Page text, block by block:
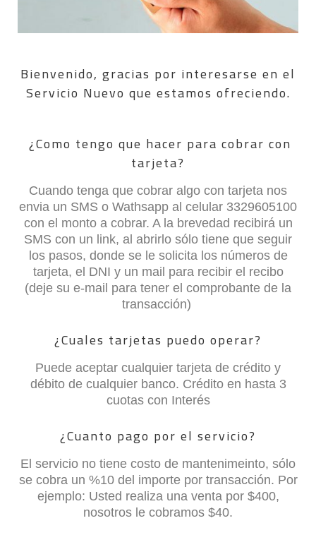
Bienvenido, gracias por interesarse en el
Servicio Nuevo que estamos ofreciendo.
¿Como tengo que hacer para cobrar con
tarjeta?
Cuando tenga que cobrar algo con tarjeta nos
envia un SMS o Wathsapp al celular 3329605100
con el monto a cobrar. A la brevedad recibirá un
SMS con un link, al abrirlo sólo tiene que seguir
los pasos, donde se le solicita los números de
tarjeta, el DNI y un mail para recibir el recibo
(deje su e-mail para tener el comprobante de la
transacción)
¿Cuales tarjetas puedo operar?
Puede aceptar cualquier tarjeta de crédito y
débito de cualquier banco. Crédito en hasta 3
cuotas con Interés
¿Cuanto pago por el servicio?
El servicio no tiene costo de mantenimeinto, sólo
se cobra un %10 del importe por transacción. Por
ejemplo: Usted realiza una venta por $400,
nosotros le cobramos $40.